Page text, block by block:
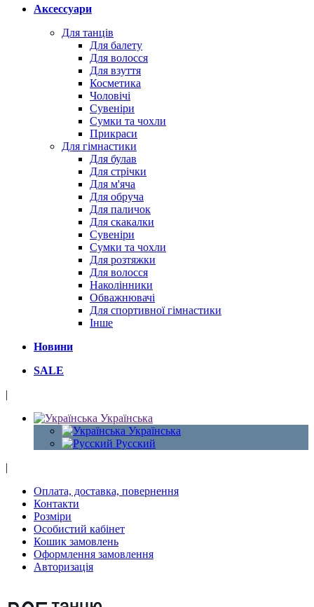
Аксессуари
Для танців
Для балету
Для волосся
Для взуття
Косметика
Чоловічі
Сувеніри
Сумки та чохли
Прикраси
Для гімнастики
Для булав
Для стрічки
Для м'яча
Для обруча
Для паличок
Для скакалки
Сувеніри
Сумки та чохли
Для розтяжки
Для волосся
Наколінники
Обважнювачі
Для спортивної гімнастики
Інше
Новини
SALE
|
Українська
Українська
Русский
|
Оплата, доставка, повернення
Контакти
Розміри
Особистий кабінет
Кошик замовлень
Оформлення замовлення
Авторизація